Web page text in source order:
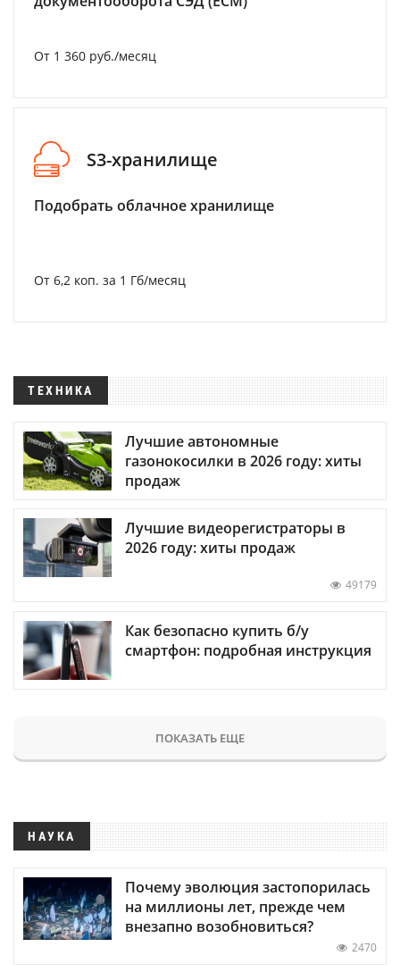
От 1 360 руб./месяц
S3-хранилище
Подобрать облачное хранилище
От 6,2 коп. за 1 Гб/месяц
ТЕХНИКА
Лучшие автономные
газонокосилки в 2026 году: хиты
продаж
Лучшие видеорегистраторы в
2026 году: хиты продаж
49179
Как безопасно купить б/у
смартфон: подробная инструкция
ПОКАЗАТЬ ЕЩЕ
НАУКА
Почему эволюция застопорилась
на миллионы лет, прежде чем
внезапно возобновиться?
2470